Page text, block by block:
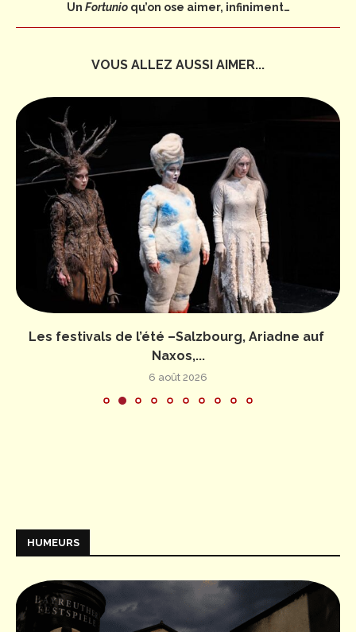
Un Fortunioqu’on ose aimer, infiniment…
VOUS ALLEZ AUSSI AIMER...
Les festivals de l’été –Salzbourg, Ariadne auf
Naxos,...
6 août 2026
HUMEURS